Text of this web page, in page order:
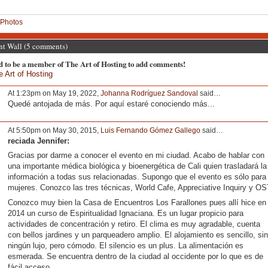
Wall (5 comments)
to be a member of The Art of Hosting to add comments!
Art of Hosting
At 1:23pm on May 19, 2022, Johanna Rodríguez Sandoval said…
Quedé antojada de más. Por aquí estaré conociendo más...
At 5:50pm on May 30, 2015, Luis Fernando Gómez Gallegosaid…
reciada Jennifer:
Gracias por darme a conocer el evento en mi ciudad. Acabo de hablar con
una importante médica biológica y bioenergética de Cali quien trasladará la
información a todas sus relacionadas. Supongo que el evento es sólo para
mujeres. Conozco las tres técnicas, World Cafe, Appreciative Inquiry y
Conozco muy bien la Casa de Encuentros Los Farallones pues allí hice en
2014 un curso de Espiritualidad Ignaciana. Es un lugar propicio para
actividades de concentración y retiro. El clima es muy agradable, cuenta
con bellos jardines y un parqueadero amplio. El alojamiento es sencillo, sin
ningún lujo, pero cómodo. El silencio es un plus. La alimentación es
esmerada. Se encuentra dentro de la ciudad al occidente por lo que es de